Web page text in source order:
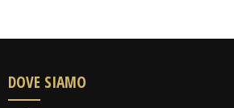
DOVE SIAMO